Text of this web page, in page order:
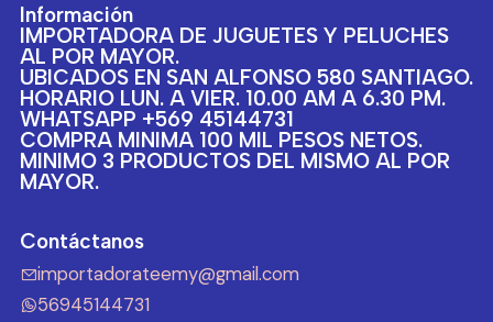
Información
IMPORTADORA DE JUGUETES Y PELUCHES
AL POR MAYOR.
UBICADOS EN SAN ALFONSO 580 SANTIAGO.
HORARIO LUN. A VIER. 10.00 AM A 6.30 PM.
WHATSAPP +569 45144731
COMPRA MINIMA 100 MIL PESOS NETOS.
MINIMO 3 PRODUCTOS DEL MISMO AL POR
MAYOR.
Contáctanos
importadorateemy@gmail.com
56945144731